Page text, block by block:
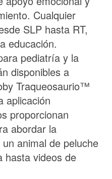
Cualquier
SLP hasta RT,
educación.
pediatría y la
disponibles a
Traqueosaurio™
aplicación
proporcionan
abordar la
animal de peluche
hasta videos de